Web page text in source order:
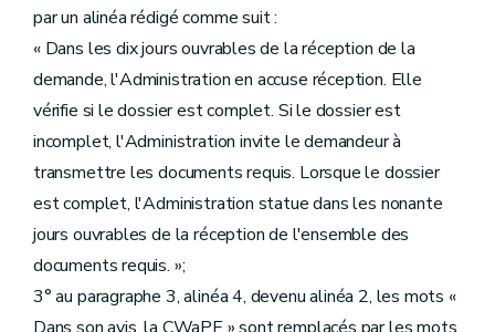
par un alinéa rédigé comme suit :
« Dans les dix jours ouvrables de la réception de la
demande, l'Administration en accuse réception. Elle
vérifie si le dossier est complet. Si le dossier est
incomplet, l'Administration invite le demandeur à
transmettre les documents requis. Lorsque le dossier
est complet, l'Administration statue dans les nonante
jours ouvrables de la réception de l'ensemble des
documents requis. »;
3° au paragraphe 3, alinéa 4, devenu alinéa 2, les mots «